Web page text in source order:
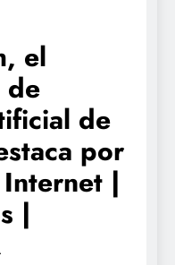
el
de
de
por
|
|